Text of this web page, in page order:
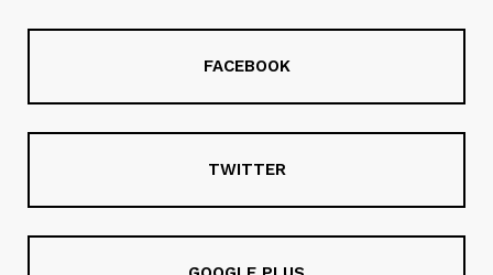
FACEBOOK
TWITTER